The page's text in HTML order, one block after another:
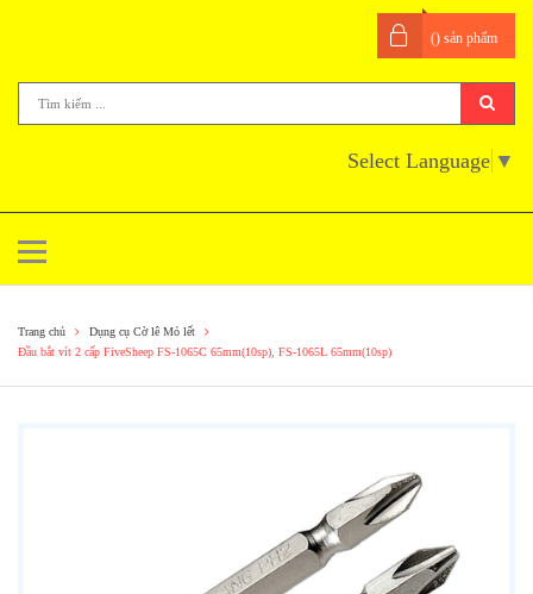
() sản phẩm
Select Language ▼
Trang chủ
Dụng cụ Cờ lê Mỏ lết
Đầu bắt vít 2 cấp FiveSheep FS-1065C 65mm(10sp), FS-1065L 65mm(10sp)